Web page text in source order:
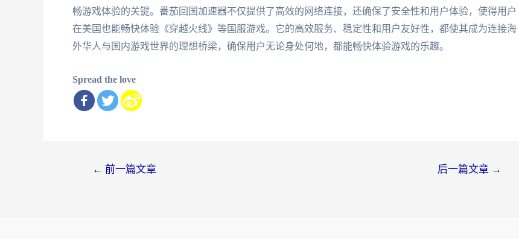
畅游戏体验的关键。番茄回国加速器不仅提供了高效的网络连接，还确保了安全性和用户体验，使得用户
在美国也能畅快体验《穿越火线》等国服游戏。它的高效服务、稳定性和用户友好性，都使其成为连接海
外华人与国内游戏世界的理想桥梁，确保用户无论身处何地，都能畅快体验游戏的乐趣。
Spread the love
← 前一篇文章 后一篇文章 →